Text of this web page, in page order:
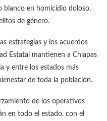
blanco en homicidio doloso,
de género.
estrategias y los acuerdos
Estatal mantienen a Chiapas
y entre los estados más
de toda la población.
de los operativos
en todo el estado, con el